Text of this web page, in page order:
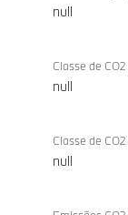
null
Classe de
null
Classe de
null